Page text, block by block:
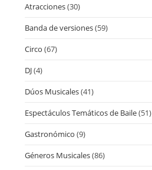
Atracciones(30)
Banda de versiones(59)
Circo (67)
DJ(4)
Dúos Musicales(41)
Espectáculos Temáticos de Baile(51)
Gastronómico (9)
Géneros Musicales(86)